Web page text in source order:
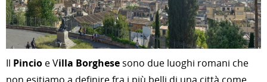
Il Pincio e Villa Borghesesono due luoghi romani che